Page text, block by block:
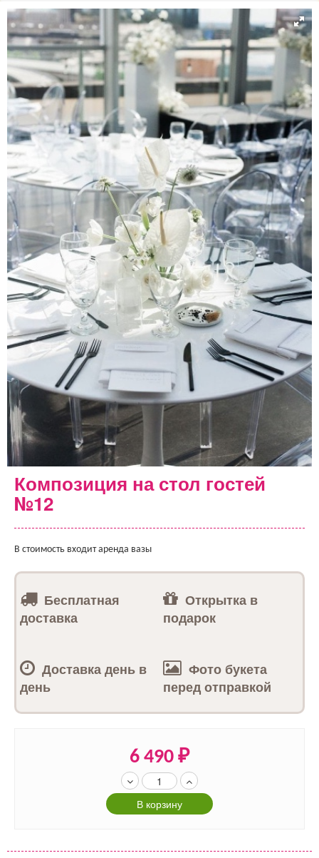
Композиция на стол гостей
№12
В стоимость входит аренда вазы
Бесплатная
доставка
Открытка в
подарок
Доставка день в
день
Фото букета
перед отправкой
6 490 ₽
В корзину